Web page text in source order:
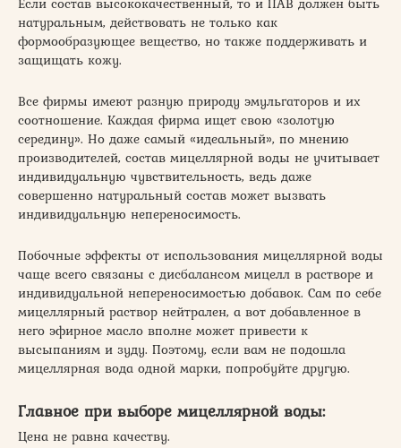
натуральным, действовать не только как
формообразующее вещество, но также поддерживать и
защищать кожу.
Все фирмы имеют разную природу эмульгаторов и их
соотношение. Каждая фирма ищет свою «золотую
середину». Но даже самый «идеальный», по мнению
производителей, состав мицеллярной воды не учитывает
индивидуальную чувствительность, ведь даже
совершенно натуральный состав может вызвать
индивидуальную непереносимость.
Побочные эффекты от использования мицеллярной воды
чаще всего связаны с дисбалансом мицелл в растворе и
индивидуальной непереносимостью добавок. Сам по себе
мицеллярный раствор нейтрален, а вот добавленное в
него эфирное масло вполне может привести к
высыпаниям и зуду. Поэтому, если вам не подошла
мицеллярная вода одной марки, попробуйте другую.
Главное при выборе мицеллярной воды:
Цена не равна качеству.